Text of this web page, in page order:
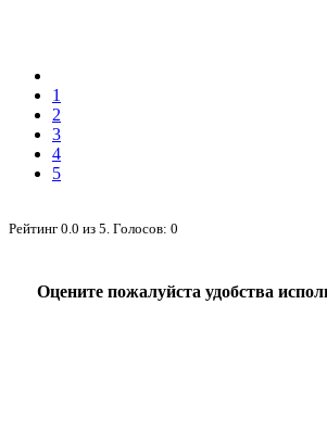
1
2
3
4
5
Рейтинг 0.0 из 5 . Голосов: 0
Оцените пожалуйста удобства